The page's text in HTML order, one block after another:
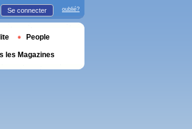
Se connecter oublié?
People
les Magazines